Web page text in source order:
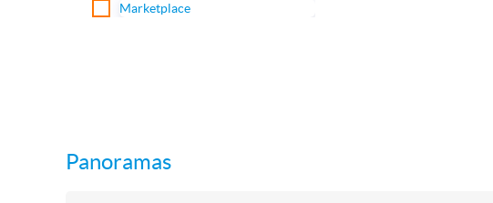
Marketplace
Panoramas